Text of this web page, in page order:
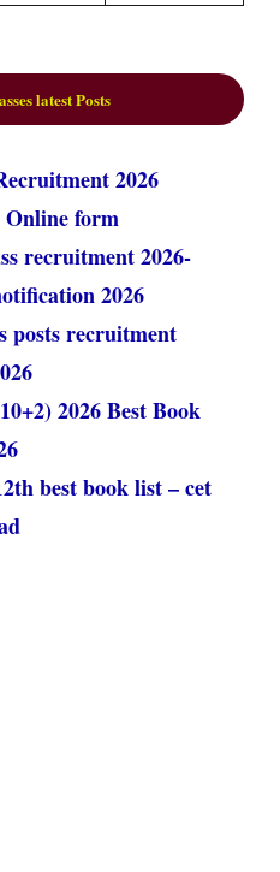
latest Posts
2026
form
recruitment 2026-
2026
posts recruitment
2026 Best Book
best book list – cet